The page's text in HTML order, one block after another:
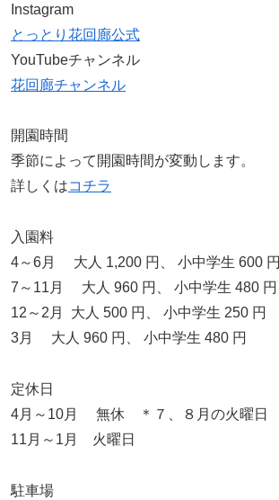
Instagram
とっとり花回廊公式
YouTubeチャンネル
花回廊チャンネル
開園時間
季節によって開園時間が変動します。
詳しくはコチラ
入園料
4～6月 大人 1,200 円、 小中学生 600 円
7～11月 大人 960 円、 小中学生 480 円
12～2月 大人 500 円、 小中学生 250 円
3月 大人 960 円、 小中学生 480 円
定休日
4月～10月 無休 ＊７、８月の火曜日
11月～1月 火曜日
駐車場